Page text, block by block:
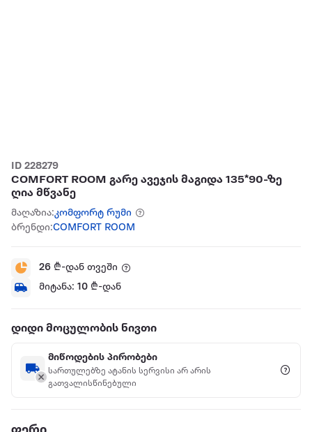
ID 228279
COMFORT ROOM გარე ავეჯის მაგიდა 135*90-ზე
ღია მწვანე
მაღაზია:კომფორტ რუმი
ბრენდი:COMFORT ROOM
26 ₾-დან თვეში
მიტანა: 10 ₾-დან
დიდი მოცულობის ნივთი
მიწოდების პირობები
სართულებზე ატანის სერვისი არ არის
გათვალისწინებული